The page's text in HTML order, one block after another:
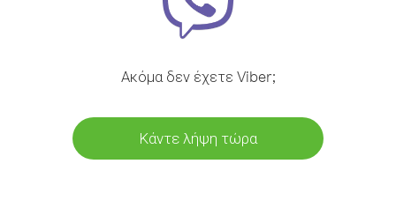
Ακόμα δεν έχετε Viber;
Κάντε λήψη τώρα